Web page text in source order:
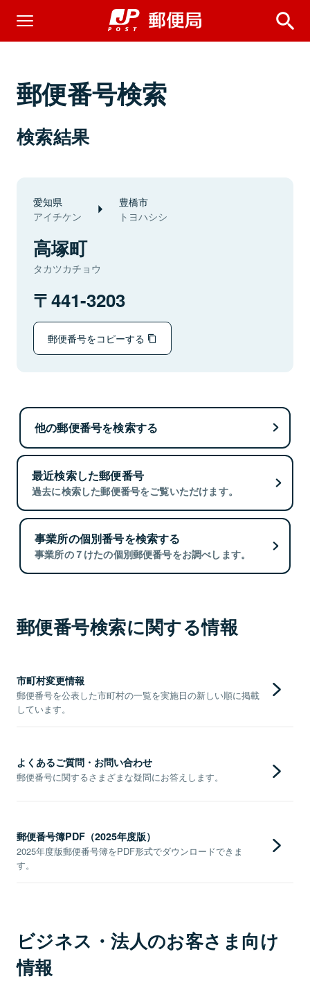
郵便番号検索
検索結果
愛知県
アイチケン
豊橋市
トヨハシシ
高塚町
タカツカチョウ
441-3203
郵便番号をコピーする
他の郵便番号を検索する
最近検索した郵便番号
過去に検索した郵便番号をご覧いただけます。
事業所の個別番号を検索する
事業所の７けたの個別郵便番号をお調べします。
郵便番号検索に関する情報
市町村変更情報
郵便番号を公表した市町村の一覧を実施日の新しい順に掲載
しています。
よくあるご質問・お問い合わせ
郵便番号に関するさまざまな疑問にお答えします。
郵便番号簿PDF（2025年度版）
2025年度版郵便番号簿をPDF形式でダウンロードできま
す。
ビジネス・法人のお客さま向け
情報